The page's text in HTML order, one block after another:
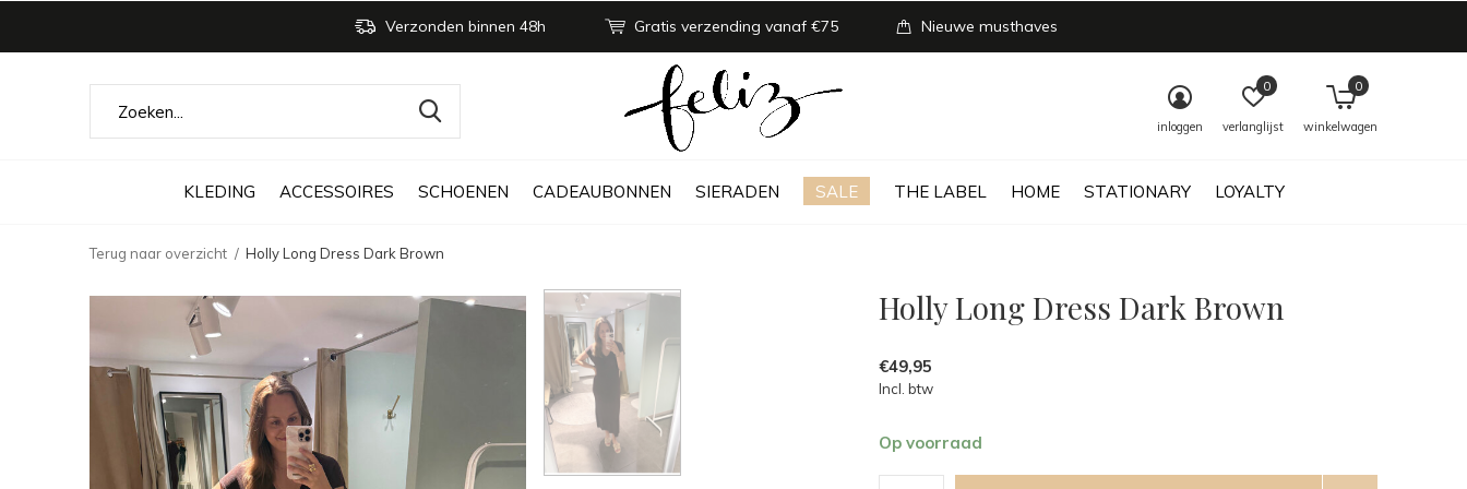
KLEDING ACCESSOIRES SCHOENEN CADEAUBONNEN SIERADEN SALE THE LABEL HOME STATIONARY LOYALTY
inloggen verlanglijst
0
winkelwagen
0
Verzonden binnen 48h Gratis verzending vanaf €75 Nieuwe musthaves
Terug naar overzicht Holly Long Dress Dark Brown
Holly Long Dress Dark Brown
€49,95
Incl. btw
Op voorraad